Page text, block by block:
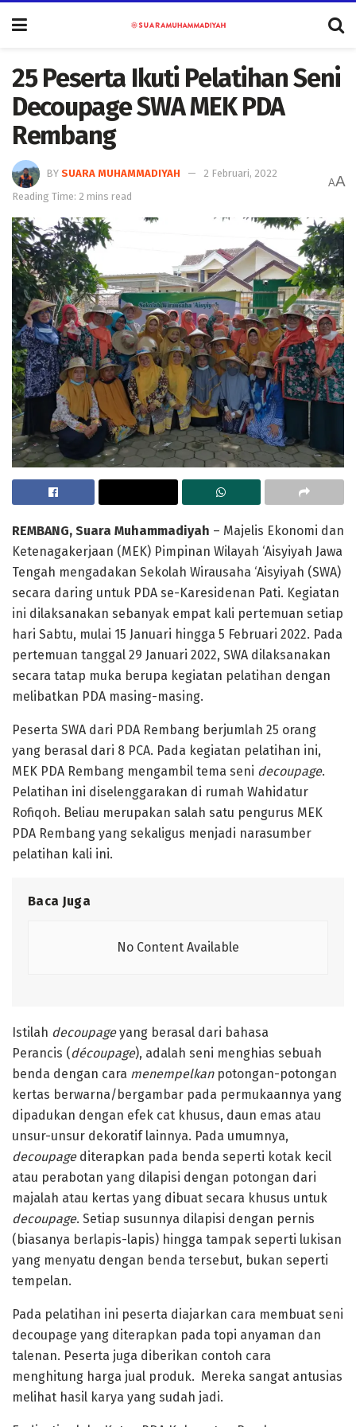
25 Peserta Ikuti Pelatihan Seni
Decoupage SWA MEK PDA
Rembang
BY SUARA MUHAMMADIYAH
2 Februari, 2022
Reading Time: 2 mins read
AA
REMBANG, Suara Muhammadiyah – Majelis Ekonomi dan
Ketenagakerjaan (MEK) Pimpinan Wilayah ‘Aisyiyah Jawa
Tengah mengadakan Sekolah Wirausaha ‘Aisyiyah (SWA)
secara daring untuk PDA se-Karesidenan Pati. Kegiatan
ini dilaksanakan sebanyak empat kali pertemuan setiap
hari Sabtu, mulai 15 Januari hingga 5 Februari 2022. Pada
pertemuan tanggal 29 Januari 2022, SWA dilaksanakan
secara tatap muka berupa kegiatan pelatihan dengan
melibatkan PDA masing-masing.
Peserta SWA dari PDA Rembang berjumlah 25 orang
yang berasal dari 8 PCA. Pada kegiatan pelatihan ini,
MEK PDA Rembang mengambil tema seni decoupage.
Pelatihan ini diselenggarakan di rumah Wahidatur
Rofiqoh. Beliau merupakan salah satu pengurus MEK
PDA Rembang yang sekaligus menjadi narasumber
pelatihan kali ini.
Baca Juga
No Content Available
Istilah decoupageyang berasal dari bahasa
Perancis (découpage), adalah seni menghias sebuah
benda dengan cara menempelkanpotongan-potongan
kertas berwarna/bergambar pada permukaannya yang
dipadukan dengan efek cat khusus, daun emas atau
unsur-unsur dekoratif lainnya. Pada umumnya,
decoupagediterapkan pada benda seperti kotak kecil
atau perabotan yang dilapisi dengan potongan dari
majalah atau kertas yang dibuat secara khusus untuk
decoupage. Setiap susunnya dilapisi dengan pernis
(biasanya berlapis-lapis) hingga tampak seperti lukisan
yang menyatu dengan benda tersebut, bukan seperti
tempelan.
Pada pelatihan ini peserta diajarkan cara membuat seni
decoupage yang diterapkan pada topi anyaman dan
talenan. Peserta juga diberikan contoh cara
menghitung harga jual produk. Mereka sangat antusias
melihat hasil karya yang sudah jadi.